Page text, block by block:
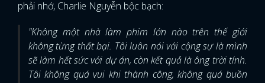
phải nhớ, Charlie Nguyễn bộc bạch:
"Không một nhà làm phim lớn nào trên thế giới
không từng thất bại. Tôi luôn nói với cộng sự là mình
sẽ làm hết sức với dự án, còn kết quả là ông trời tính.
Tôi không quá vui khi thành công, không quá buồn